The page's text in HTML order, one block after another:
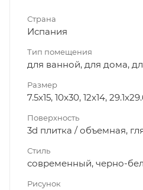
Страна
Испания
Тип помещения
для ванной, для дома,
Размер
7.5x15, 10x30, 12x14,
Поверхность
3d плитка / объемная,
Стиль
современный, черно-
Рисунок